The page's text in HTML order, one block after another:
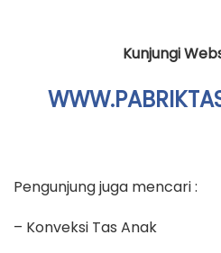
Kunjungi
Pengunjung juga mencari :
– Konveksi Tas Anak